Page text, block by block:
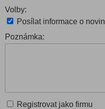
Volby:
Posílat informace o
Poznámka:
Registrovat jako firmu